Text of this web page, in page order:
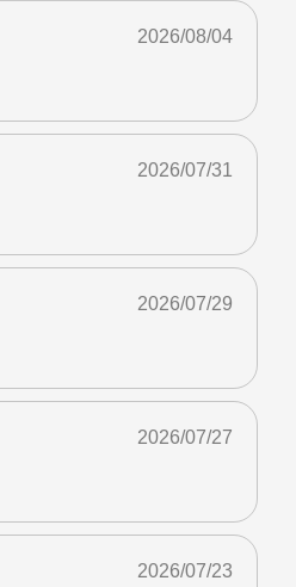
2026/08/04
2026/07/31
2026/07/29
2026/07/27
2026/07/23